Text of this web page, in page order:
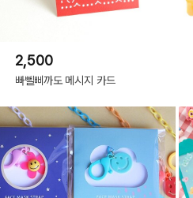
2,500
빠뻴삐까도 메시지 카드